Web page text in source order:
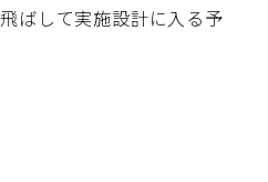
ばして実施設計に入る予